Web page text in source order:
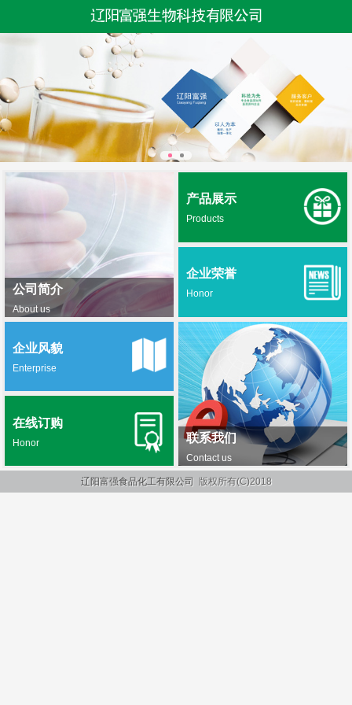
公司简介
About us
产品展示
Products
企业荣誉
Honor
联系我们
Contact us
企业风貌
Enterprise
在线订购
Honor
辽阳富强食品化工有限公司 版权所有(C)2018